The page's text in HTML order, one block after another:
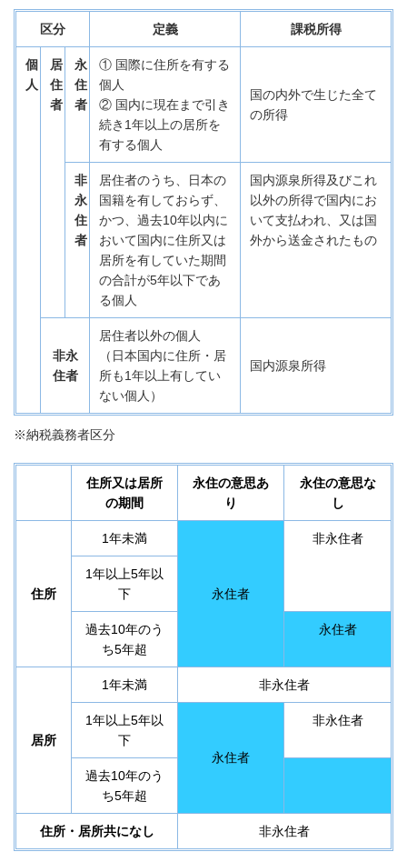
区分 定義 課税所得
個
人
居
住
者
永
住
者
① 国際に住所を有する
個人
② 国内に現在まで引き
続き1年以上の居所を
有する個人
国の内外で生じた全て
の所得
非
永
住
者
居住者のうち、日本の
国籍を有しておらず、
かつ、過去10年以内に
おいて国内に住所又は
居所を有していた期間
の合計が5年以下であ
る個人
国内源泉所得及びこれ
以外の所得で国内にお
いて支払われ、又は国
外から送金されたもの
非永
住者
居住者以外の個人
（日本国内に住所・居
所も1年以上有してい
ない個人）
国内源泉所得
※納税義務者区分
住所又は居所
の期間
永住の意思あ
り
永住の意思な
し
住所
1年未満
永住者
非永住者
1年以上5年以
下
過去10年のう
ち5年超
永住者
居所
1年未満 非永住者
1年以上5年以
下
永住者
非永住者
過去10年のう
ち5年超
住所・居所共になし 非永住者